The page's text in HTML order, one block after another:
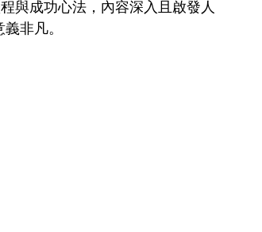
與成功心法，內容深入且啟發人
非凡。